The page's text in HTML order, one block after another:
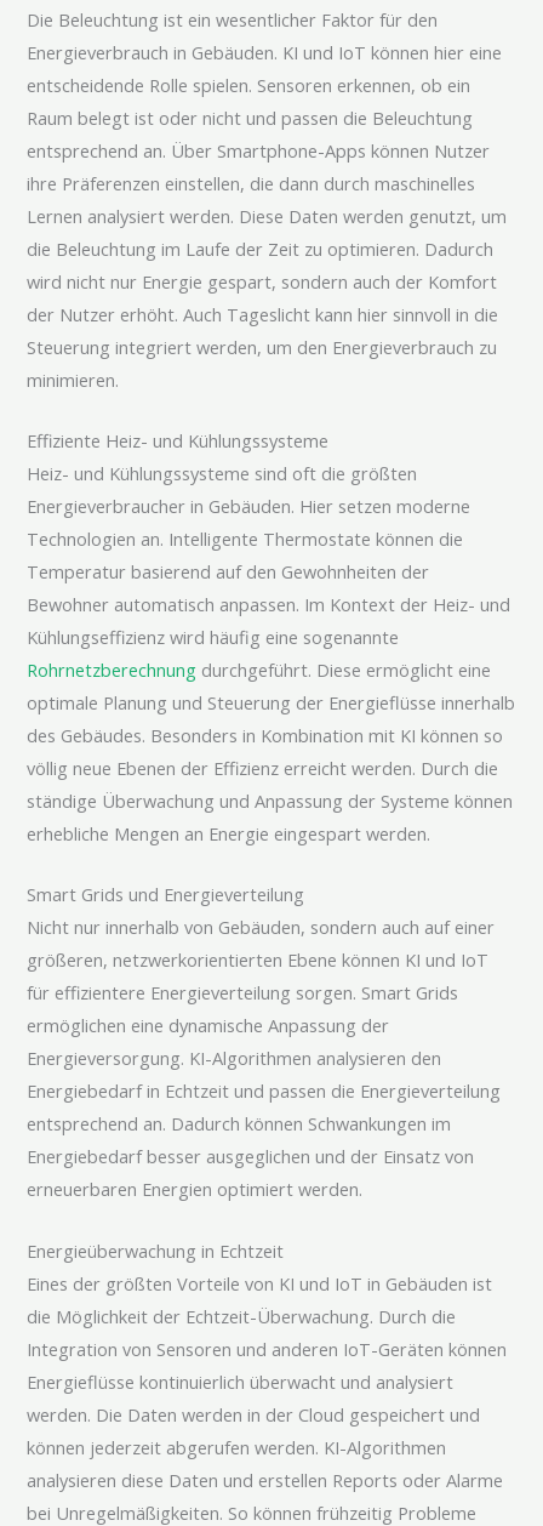
Die Beleuchtung ist ein wesentlicher Faktor für den
Energieverbrauch in Gebäuden. KI und IoT können hier eine
entscheidende Rolle spielen. Sensoren erkennen, ob ein
Raum belegt ist oder nicht und passen die Beleuchtung
entsprechend an. Über Smartphone-Apps können Nutzer
ihre Präferenzen einstellen, die dann durch maschinelles
Lernen analysiert werden. Diese Daten werden genutzt, um
die Beleuchtung im Laufe der Zeit zu optimieren. Dadurch
wird nicht nur Energie gespart, sondern auch der Komfort
der Nutzer erhöht. Auch Tageslicht kann hier sinnvoll in die
Steuerung integriert werden, um den Energieverbrauch zu
minimieren.
Effiziente Heiz- und Kühlungssysteme
Heiz- und Kühlungssysteme sind oft die größten
Energieverbraucher in Gebäuden. Hier setzen moderne
Technologien an. Intelligente Thermostate können die
Temperatur basierend auf den Gewohnheiten der
Bewohner automatisch anpassen. Im Kontext der Heiz- und
Kühlungseffizienz wird häufig eine sogenannte
Rohrnetzberechnung durchgeführt. Diese ermöglicht eine
optimale Planung und Steuerung der Energieflüsse innerhalb
des Gebäudes. Besonders in Kombination mit KI können so
völlig neue Ebenen der Effizienz erreicht werden. Durch die
ständige Überwachung und Anpassung der Systeme können
erhebliche Mengen an Energie eingespart werden.
Smart Grids und Energieverteilung
Nicht nur innerhalb von Gebäuden, sondern auch auf einer
größeren, netzwerkorientierten Ebene können KI und IoT
für effizientere Energieverteilung sorgen. Smart Grids
ermöglichen eine dynamische Anpassung der
Energieversorgung. KI-Algorithmen analysieren den
Energiebedarf in Echtzeit und passen die Energieverteilung
entsprechend an. Dadurch können Schwankungen im
Energiebedarf besser ausgeglichen und der Einsatz von
erneuerbaren Energien optimiert werden.
Energieüberwachung in Echtzeit
Eines der größten Vorteile von KI und IoT in Gebäuden ist
die Möglichkeit der Echtzeit-Überwachung. Durch die
Integration von Sensoren und anderen IoT-Geräten können
Energieflüsse kontinuierlich überwacht und analysiert
werden. Die Daten werden in der Cloud gespeichert und
können jederzeit abgerufen werden. KI-Algorithmen
analysieren diese Daten und erstellen Reports oder Alarme
bei Unregelmäßigkeiten. So können frühzeitig Probleme